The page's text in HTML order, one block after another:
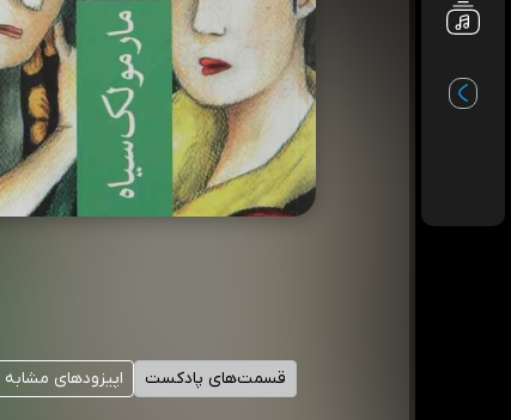
قسمت‌های پادکست اپیزودهای مشابه